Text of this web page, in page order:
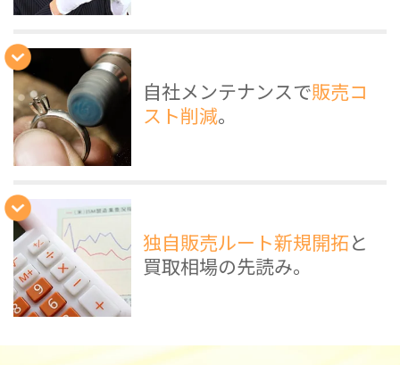
自社メンテナンスで販売コ
スト削減。
独自販売ルート新規開拓と
買取相場の先読み。